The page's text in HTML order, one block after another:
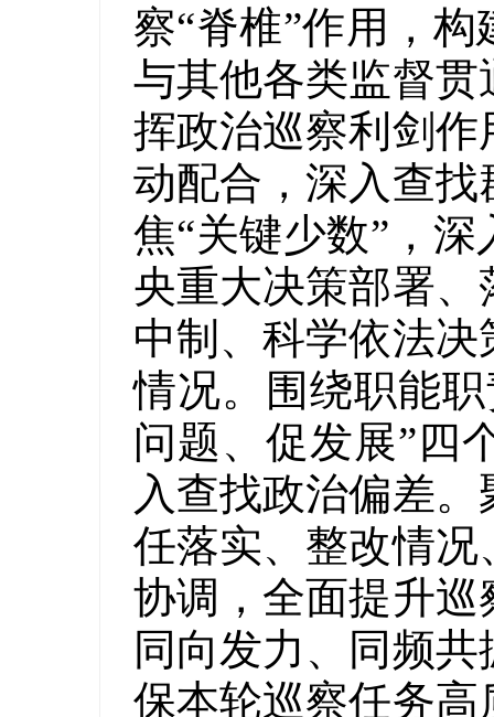
察“脊椎”作用，
与其他各类监督
挥政治巡察利剑
动配合，深入查
焦“关键少数”，
央重大决策部署
中制、科学依法
情况。围绕职能
问题、促发展”四
入查找政治偏差
任落实、整改情
协调，全面提升
同向发力、同频
保本轮巡察任务